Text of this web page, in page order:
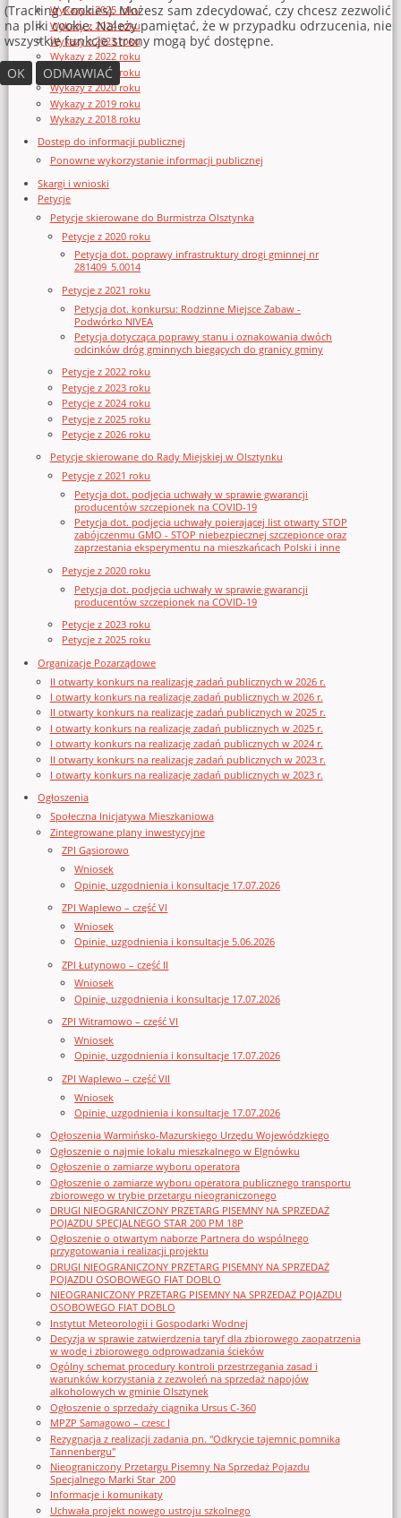
Wykazy z 2025 roku
Wykazy z 2024 roku
Wykazy z 2023 roku
Wykazy z 2022 roku
Wykazy z 2021 roku
Wykazy z 2020 roku
Wykazy z 2019 roku
Wykazy z 2018 roku
Dostęp do informacji publicznej
Ponowne wykorzystanie informacji publicznej
Skargi i wnioski
Petycje
Petycje skierowane do Burmistrza Olsztynka
Petycje z 2020 roku
Petycja dot. poprawy infrastruktury drogi gminnej nr
281409_5.0014
Petycje z 2021 roku
Petycja dot. konkursu: Rodzinne Miejsce Zabaw -
Podwórko NIVEA
Petycja dotycząca poprawy stanu i oznakowania dwóch
odcinków dróg gminnych biegących do granicy gminy
Petycje z 2022 roku
Petycje z 2023 roku
Petycje z 2024 roku
Petycje z 2025 roku
Petycje z 2026 roku
Petycje skierowane do Rady Miejskiej w Olsztynku
Petycje z 2021 roku
Petycja dot. podjęcia uchwały w sprawie gwarancji
producentów szczepionek na COVID-19
Petycja dot. podjęcia uchwały poierającej list otwarty STOP
zabójczenmu GMO - STOP niebezpiecznej szczepionce oraz
zaprzestania eksperymentu na mieszkańcach Polski i inne
Petycje z 2020 roku
Petycja dot. podjęcia uchwały w sprawie gwarancji
producentów szczepionek na COVID-19
Petycje z 2023 roku
Petycje z 2025 roku
Organizacje Pozarządowe
II otwarty konkurs na realizację zadań publicznych w 2026 r.
I otwarty konkurs na realizację zadań publicznych w 2026 r.
II otwarty konkurs na realizację zadań publicznych w 2025 r.
I otwarty konkurs na realizację zadań publicznych w 2025 r.
I otwarty konkurs na realizację zadań publicznych w 2024 r.
II otwarty konkurs na realizację zadań publicznych w 2023 r.
I otwarty konkurs na realizację zadań publicznych w 2023 r.
Ogłoszenia
Społeczna Inicjatywa Mieszkaniowa
Zintegrowane plany inwestycyjne
ZPI Gąsiorowo
Wniosek
Opinie, uzgodnienia i konsultacje 17.07.2026
ZPI Waplewo – część VI
Wniosek
Opinie, uzgodnienia i konsultacje 5.06.2026
ZPI Łutynowo – część II
Wniosek
Opinie, uzgodnienia i konsultacje 17.07.2026
ZPI Witramowo – część VI
Wniosek
Opinie, uzgodnienia i konsultacje 17.07.2026
ZPI Waplewo – część VII
Wniosek
Opinie, uzgodnienia i konsultacje 17.07.2026
Ogłoszenia Warmińsko-Mazurskiego Urzędu Wojewódzkiego
Ogłoszenie o najmie lokalu mieszkalnego w Elgnówku
Ogłoszenie o zamiarze wyboru operatora
Ogłoszenie o zamiarze wyboru operatora publicznego transportu
zbiorowego w trybie przetargu nieograniczonego
DRUGI NIEOGRANICZONY PRZETARG PISEMNY NA SPRZEDAŻ
POJAZDU SPECJALNEGO STAR 200 PM 18P
Ogłoszenie o otwartym naborze Partnera do wspólnego
przygotowania i realizacji projektu
DRUGI NIEOGRANICZONY PRZETARG PISEMNY NA SPRZEDAŻ
POJAZDU OSOBOWEGO FIAT DOBLO
NIEOGRANICZONY PRZETARG PISEMNY NA SPRZEDAŻ POJAZDU
OSOBOWEGO FIAT DOBLO
Instytut Meteorologii i Gospodarki Wodnej
Decyzja w sprawie zatwierdzenia taryf dla zbiorowego zaopatrzenia
w wodę i zbiorowego odprowadzania ścieków
Ogólny schemat procedury kontroli przestrzegania zasad i
warunków korzystania z zezwoleń na sprzedaż napojów
alkoholowych w gminie Olsztynek
Ogłoszenie o sprzedaży ciągnika Ursus C-360
MPZP Samagowo – czesc I
Rezygnacja z realizacji zadania pn. "Odkrycie tajemnic pomnika
Tannenbergu"
Nieograniczony Przetargu Pisemny Na Sprzedaż Pojazdu
Specjalnego Marki Star_200
Informacje i komunikaty
Uchwała projekt nowego ustroju szkolnego
(Tracking Cookies). Możesz sam zdecydować, czy chcesz zezwolić
na pliki cookie. Należy pamiętać, że w przypadku odrzucenia, nie
wszystkie funkcje strony mogą być dostępne.
OK
ODMAWIAĆ